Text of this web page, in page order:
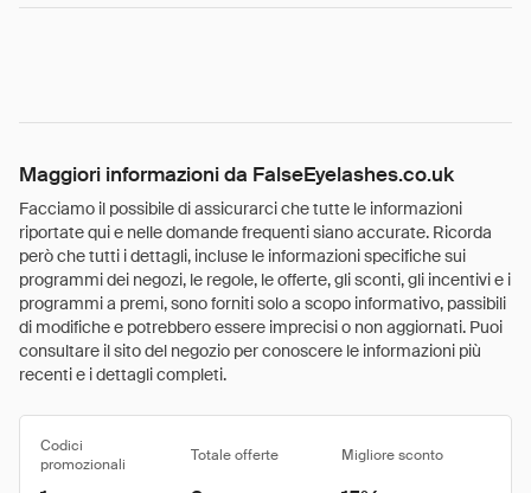
Maggiori informazioni da FalseEyelashes.co.uk
Facciamo il possibile di assicurarci che tutte le informazioni
riportate qui e nelle domande frequenti siano accurate. Ricorda
però che tutti i dettagli, incluse le informazioni specifiche sui
programmi dei negozi, le regole, le offerte, gli sconti, gli incentivi e i
programmi a premi, sono forniti solo a scopo informativo, passibili
di modifiche e potrebbero essere imprecisi o non aggiornati. Puoi
consultare il sito del negozio per conoscere le informazioni più
recenti e i dettagli completi.
Codici
promozionali
Totale offerte Migliore sconto